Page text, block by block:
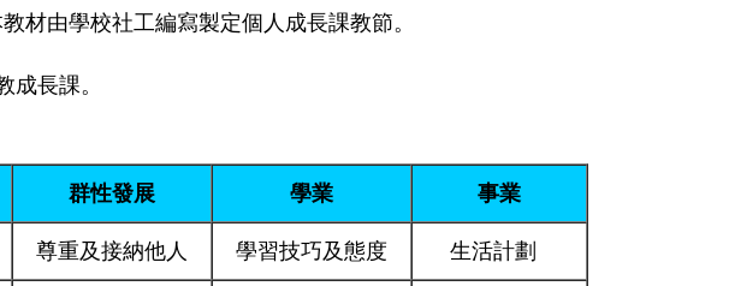
材由學校社工編寫製定個人成長課教節。
成長課。
群性發展 學業 事業
尊重及接納他人 學習技巧及態度 生活計劃